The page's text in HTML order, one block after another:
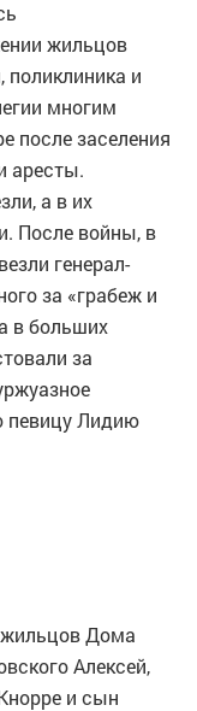
жильцов
поликлиника и
многим
после заселения
аресты.
а в их
После войны, в
генерал-
за «грабеж и
в больших
за
певицу Лидию
жильцов Дома
Алексей,
и сын